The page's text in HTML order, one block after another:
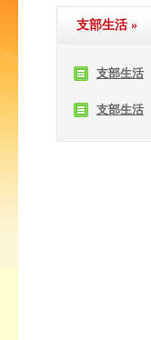
支部生活 »
支部生活
支部生活